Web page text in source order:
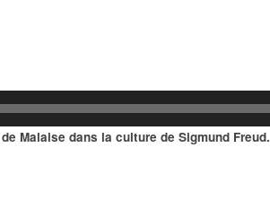
Malaise dans la culture de Sigmund Freud.